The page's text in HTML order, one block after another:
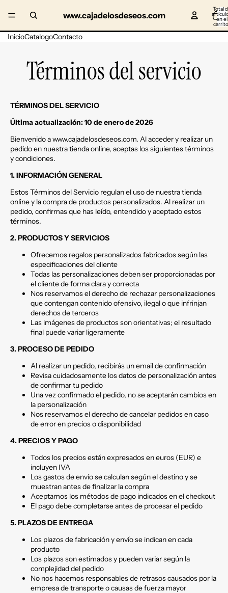
www.cajadelosdeseos.com
Total
en el
InicioCatalogoContacto
Términos del servicio
TÉRMINOS DEL SERVICIO
Última actualización: 10 de enero de 2026
Bienvenido a www.cajadelosdeseos.com. Al acceder y realizar un
pedido en nuestra tienda online, aceptas los siguientes términos
y condiciones.
1. INFORMACIÓN GENERAL
Estos Términos del Servicio regulan el uso de nuestra tienda
online y la compra de productos personalizados. Al realizar un
pedido, confirmas que has leído, entendido y aceptado estos
términos.
2. PRODUCTOS Y SERVICIOS
Ofrecemos regalos personalizados fabricados según las
especificaciones del cliente
Todas las personalizaciones deben ser proporcionadas por
el cliente de forma clara y correcta
Nos reservamos el derecho de rechazar personalizaciones
que contengan contenido ofensivo, ilegal o que infrinjan
derechos de terceros
Las imágenes de productos son orientativas; el resultado
final puede variar ligeramente
3. PROCESO DE PEDIDO
Al realizar un pedido, recibirás un email de confirmación
Revisa cuidadosamente los datos de personalización antes
de confirmar tu pedido
Una vez confirmado el pedido, no se aceptarán cambios en
la personalización
Nos reservamos el derecho de cancelar pedidos en caso
de error en precios o disponibilidad
4. PRECIOS Y PAGO
Todos los precios están expresados en euros (EUR) e
incluyen IVA
Los gastos de envío se calculan según el destino y se
muestran antes de finalizar la compra
Aceptamos los métodos de pago indicados en el checkout
El pago debe completarse antes de procesar el pedido
5. PLAZOS DE ENTREGA
Los plazos de fabricación y envío se indican en cada
producto
Los plazos son estimados y pueden variar según la
complejidad del pedido
No nos hacemos responsables de retrasos causados por la
empresa de transporte o causas de fuerza mayor